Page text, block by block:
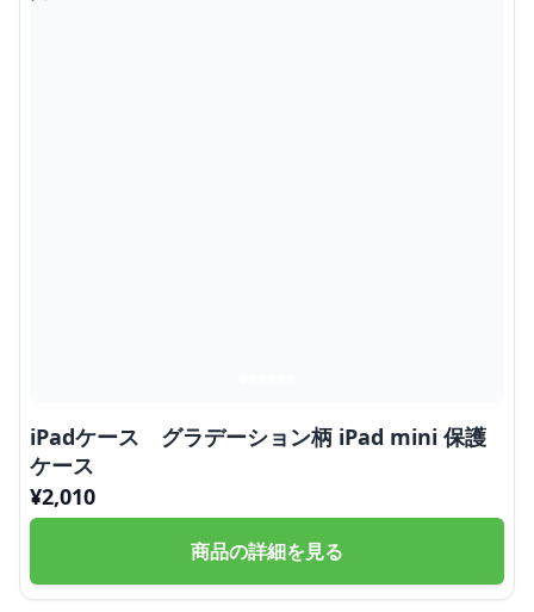
iPadケース グラデーション柄 iPad mini 保護
ケース
¥2,010
商品の詳細を見る